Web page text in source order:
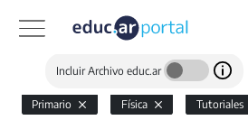
Incluir Archivo educ.ar
Primario Física Tutoriales